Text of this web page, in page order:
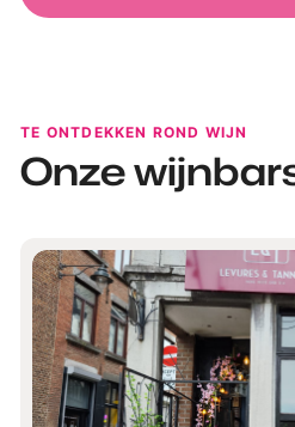
TE ONTDEKKEN ROND WIJN
Onze